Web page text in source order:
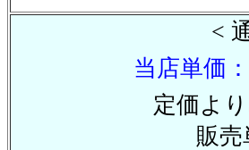
<
当店単価：
定価より
販売